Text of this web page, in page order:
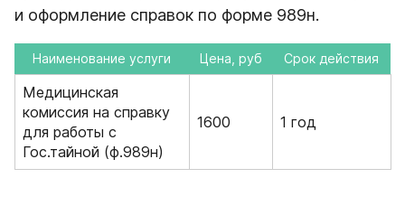
и оформление справок по форме 989н.
Наименование услуги Цена, руб Срок действия
Медицинская
комиссия на справку
для работы с
Гос.тайной (ф.989н)
1600 1 год